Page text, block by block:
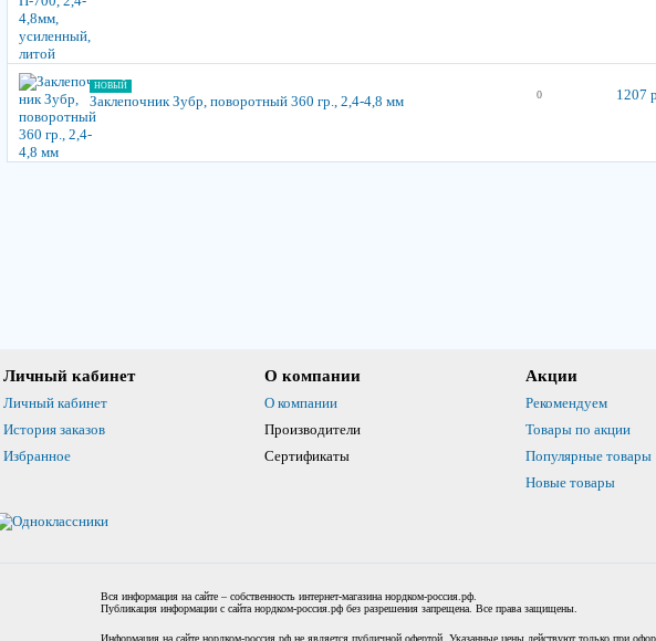
НОВЫЙ
Заклепочник Зубр, поворотный 360 гр., 2,4-4,8 мм 0 1207
Личный кабинет
Личный кабинет
История заказов
Избранное
О компании
О компании
Производители
Сертификаты
Акции
Рекомендуем
Товары по акции
Популярные товары
Новые товары
Вся информация на сайте – собственность интернет-магазина нордком-россия.рф.
Публикация информации с сайта нордком-россия.рф без разрешения запрещена. Все права защищены.
Информация на сайте нордком-россия.рф не является публичной офертой. Указанные цены действуют только при